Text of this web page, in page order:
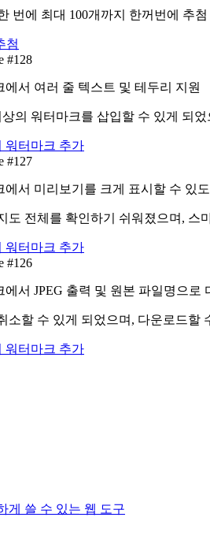
번에 최대 100개까지 한꺼번에 추첨
첨
#128
에서 여러 줄 텍스트 및 테두리 지원
의 워터마크를 삽입할 수 있게 되
워터마크 추가
#127
에서 미리보기를 크게 표시할 수 있
도 전체를 확인하기 쉬워졌으며, 스
워터마크 추가
#126
에서 JPEG 출력 및 원본 파일명으로
소할 수 있게 되었으며, 다운로드할
워터마크 추가
게 쓸 수 있는 웹 도구